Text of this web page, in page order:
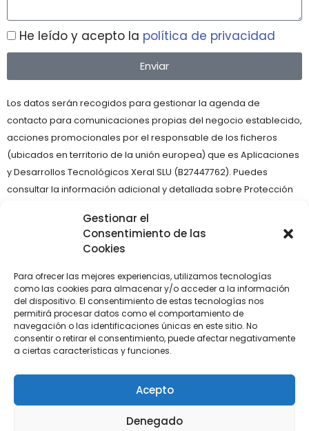
Gestionar el
Consentimiento de las
Cookies
Para ofrecer las mejores experiencias, utilizamos tecnologías
como las cookies para almacenar y/o acceder a la información
del dispositivo. El consentimiento de estas tecnologías nos
permitirá procesar datos como el comportamiento de
navegación o las identificaciones únicas en este sitio. No
consentir o retirar el consentimiento, puede afectar negativamente
a ciertas características y funciones.
Acepto
Denegado
He leído y acepto la política de privacidad
Enviar
Los datos serán recogidos para gestionar la agenda de
contacto para comunicaciones propias del negocio establecido,
acciones promocionales por el responsable de los ficheros
(ubicados en territorio de la unión europea) que es Aplicaciones
y Desarrollos Tecnológicos Xeral SLU (B27447762). Puedes
consultar la información adicional y detallada sobre Protección
rectificar o cancelar tus datos dirigiéndote al responsable del
fichero mediante correo electrónico en la dirección